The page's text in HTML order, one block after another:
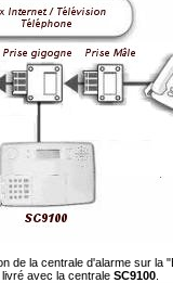
de la centrale d'alarme sur
avec la centrale SC9100